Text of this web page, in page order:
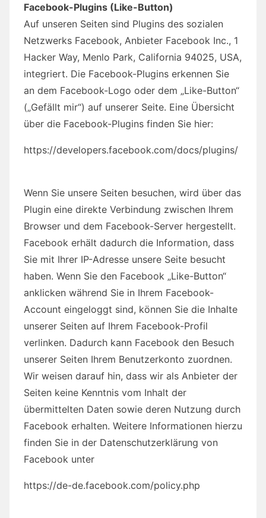
Facebook-Plugins (Like-Button)
Auf unseren Seiten sind Plugins des sozialen
Netzwerks Facebook, Anbieter Facebook Inc., 1
Hacker Way, Menlo Park, California 94025, USA,
integriert. Die Facebook-Plugins erkennen Sie
an dem Facebook-Logo oder dem „Like-Button“
(„Gefällt mir“) auf unserer Seite. Eine Übersicht
über die Facebook-Plugins finden Sie hier:
https://developers.facebook.com/docs/plugins/
Wenn Sie unsere Seiten besuchen, wird über das
Plugin eine direkte Verbindung zwischen Ihrem
Browser und dem Facebook-Server hergestellt.
Facebook erhält dadurch die Information, dass
Sie mit Ihrer IP-Adresse unsere Seite besucht
haben. Wenn Sie den Facebook „Like-Button“
anklicken während Sie in Ihrem Facebook-
Account eingeloggt sind, können Sie die Inhalte
unserer Seiten auf Ihrem Facebook-Profil
verlinken. Dadurch kann Facebook den Besuch
unserer Seiten Ihrem Benutzerkonto zuordnen.
Wir weisen darauf hin, dass wir als Anbieter der
Seiten keine Kenntnis vom Inhalt der
übermittelten Daten sowie deren Nutzung durch
Facebook erhalten. Weitere Informationen hierzu
finden Sie in der Datenschutzerklärung von
Facebook unter
https://de-de.facebook.com/policy.php